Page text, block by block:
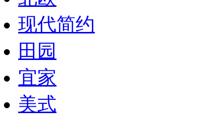
现代简约
田园
宜家
美式